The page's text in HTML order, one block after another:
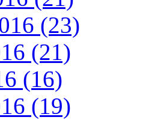
(23)
(21)
(16)
(19)